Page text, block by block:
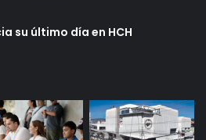
su último día en HCH